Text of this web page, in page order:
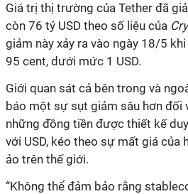
Giá trị thị trường của Tether đã
còn 76 tỷ USD theo số liệu của
giảm này xảy ra vào ngày 18/5
95 cent, dưới mức 1 USD.
Giới quan sát cả bên trong và
báo một sự sụt giảm sâu hơn đối
những đồng tiền được thiết kế
với USD, kéo theo sự mất giá của
ảo trên thế giới.
“Không thể đảm bảo rằng